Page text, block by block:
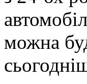
можна